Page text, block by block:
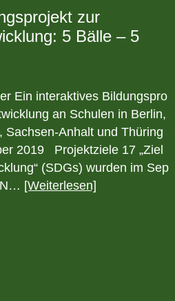
zur
5 Bälle – 5
Ein interaktives Bildungspro
an Schulen in Berlin,
Sachsen-Anhalt und Thüring
2019 Projektziele 17 „Ziel
(SDGs) wurden im Sep
[Weiterlesen]